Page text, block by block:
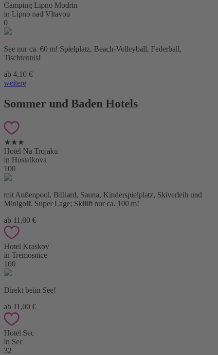
Camping Lipno Modrin
in Lipno nad Vltavou
0
See nur ca. 60 m! Spielplatz, Beach-Volleyball, Federball,
Tischtennis!
ab 4,10 €
weitere
Sommer und Baden Hotels
★★★
Hotel Na Trojaku
in Hostalkova
100
mit Außenpool, Billiard, Sauna, Kinderspielplatz, Skiverleih und
Minigolf. Super Lage; Skilift nur ca. 100 m!
ab 11,00 €
Hotel Kraskov
in Tremosnice
100
Direkt beim See!
ab 11,00 €
Hotel Sec
in Sec
32